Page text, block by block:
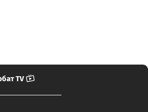
TV